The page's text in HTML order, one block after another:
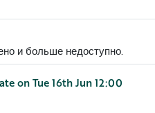
и больше недоступно.
on Tue 16th Jun 12:00